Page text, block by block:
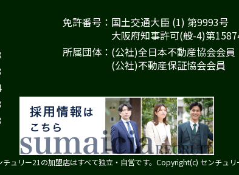
免許番号：国土交通大臣 (1) 第9993号
大阪府知事許可(般-4)第
所属団体：(公社)全日本不動産協会会員
(公社)不動産保証協会会員
チュリー21の加盟店はすべて独立・自営です。Copyright(c) センチュ